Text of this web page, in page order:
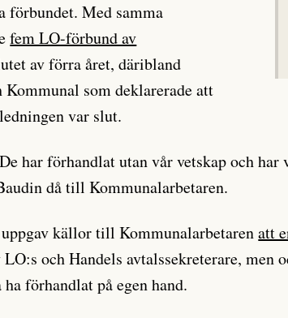
förbundet. Med samma
fem LO-förbund av
av förra året, däribland
Kommunal som deklarerade att
var slut.
har förhandlat utan vår vetskap och har
då till Kommunalarbetaren.
uppgav källor till Kommunalarbetarenatt
LO:s och Handels avtalssekreterare, men
förhandlat på egen hand.